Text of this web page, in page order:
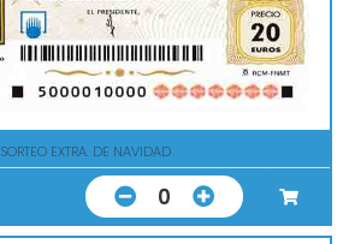
SORTEO EXTRA. DE NAVIDAD
0